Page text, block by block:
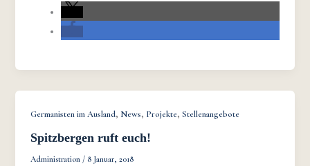
Germanisten im Ausland, News, Projekte,Stellenangebote
Spitzbergen ruft euch!
Administration / 8 Januar, 2018